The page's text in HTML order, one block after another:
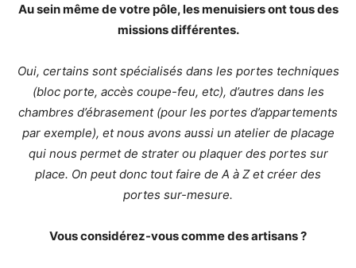
Au sein même de votre pôle, les menuisiers ont tous des
missions différentes.
Oui, certains sont spécialisés dans les portes techniques
(bloc porte, accès coupe-feu, etc), d’autres dans les
chambres d’ébrasement (pour les portes d’appartements
par exemple), et nous avons aussi un atelier de placage
qui nous permet de strater ou plaquer des portes sur
place. On peut donc tout faire de A à Z et créer des
portes sur-mesure.
Vous considérez-vous comme des artisans ?